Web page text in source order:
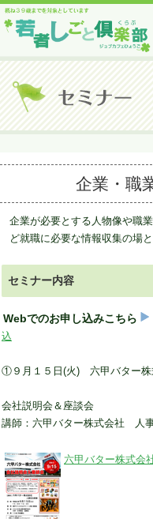
企業・職
企業が必要とする人物像や職
ど就職に必要な情報収集の場
セミナー内容
Webでのお申し込みこちら
込
①９月１５日(火) 六甲バター株
会社説明会＆座談会
講師：六甲バター株式会社 人
六甲バター株式会